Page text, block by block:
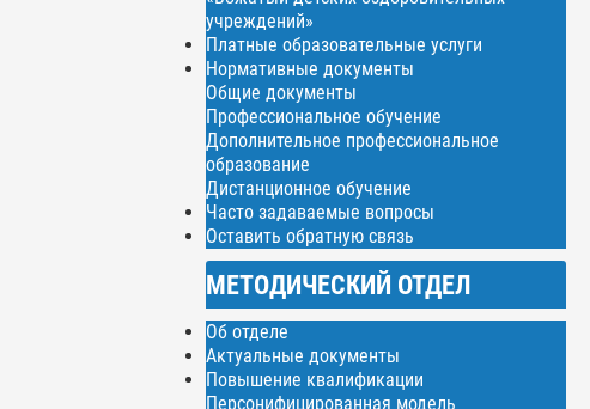
учреждений»
Платные образовательные услуги
Нормативные документы
Общие документы
Профессиональное обучение
Дополнительное профессиональное
образование
Дистанционное обучение
Часто задаваемые вопросы
Оставить обратную связь
МЕТОДИЧЕСКИЙ ОТДЕЛ
Об отделе
Актуальные документы
Повышение квалификации
Персонифицированная модель